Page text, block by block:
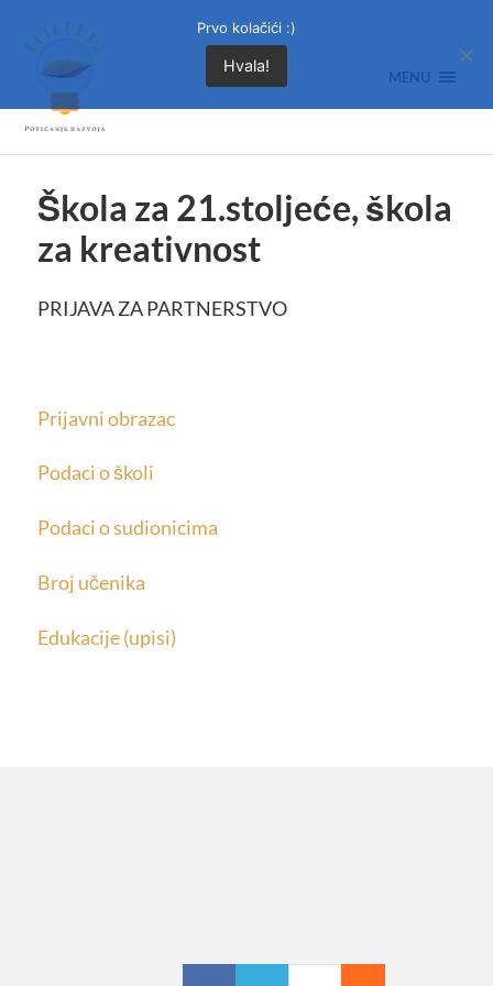
MENU
Škola za 21.stoljeće, škola
za kreativnost
PRIJAVA ZA PARTNERSTVO
Prijavni obrazac
Podaci o školi
Podaci o sudionicima
Broj učenika
Edukacije (upisi)
Prvo kolačići :)
Hvala!